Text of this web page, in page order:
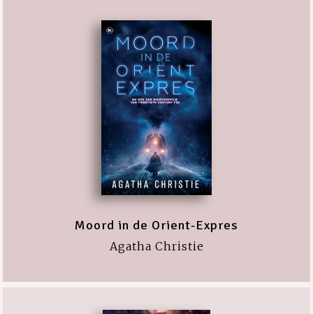
Moord in de Orient-Expres
Agatha Christie